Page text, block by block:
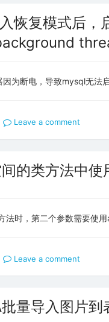
恢复模式后，
因为断电，导致mysql无
Leave a comment
的类方法中
法时，第二个参数需要使
Leave a comment
量导入图片到